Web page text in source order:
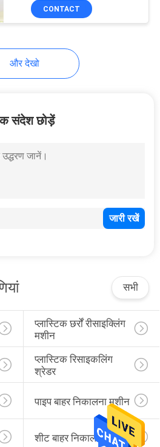
CONTACT
और देखो
संदेश छोड़ें
सभी
प्लास्टिक छर्रों रीसाइक्लिंग
मशीन
प्लास्टिक रिसाइकलिंग
श्रेडर
पाइप बाहर निकालना मशीन
शीट बाहर निकालना लाइनें